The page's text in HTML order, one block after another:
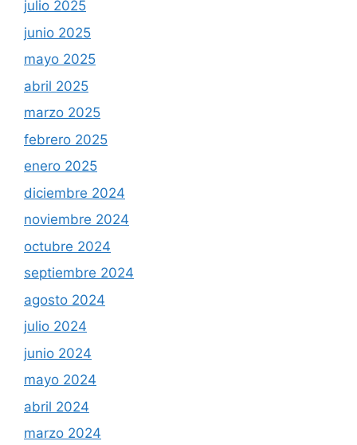
julio 2025
junio 2025
mayo 2025
abril 2025
marzo 2025
febrero 2025
enero 2025
diciembre 2024
noviembre 2024
octubre 2024
septiembre 2024
agosto 2024
julio 2024
junio 2024
mayo 2024
abril 2024
marzo 2024